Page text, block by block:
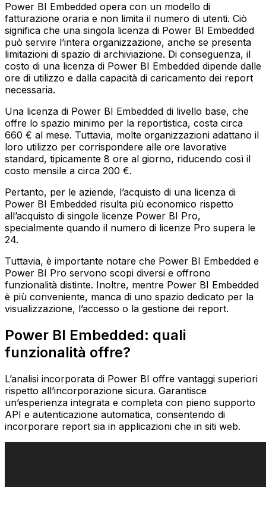
Power BI Embedded opera con un modello di
fatturazione oraria e non limita il numero di utenti. Ciò
significa che una singola licenza di Power BI Embedded
può servire l’intera organizzazione, anche se presenta
limitazioni di spazio di archiviazione. Di conseguenza, il
costo di una licenza di Power BI Embedded dipende dalle
ore di utilizzo e dalla capacità di caricamento dei report
necessaria.
Una licenza di Power BI Embedded di livello base, che
offre lo spazio minimo per la reportistica, costa circa
660 € al mese. Tuttavia, molte organizzazioni adattano il
loro utilizzo per corrispondere alle ore lavorative
standard, tipicamente 8 ore al giorno, riducendo così il
costo mensile a circa 200 €.
Pertanto, per le aziende, l’acquisto di una licenza di
Power BI Embedded risulta più economico rispetto
all’acquisto di singole licenze Power BI Pro,
specialmente quando il numero di licenze Pro supera le
24.
Tuttavia, è importante notare che Power BI Embedded e
Power BI Pro servono scopi diversi e offrono
funzionalità distinte. Inoltre, mentre Power BI Embedded
è più conveniente, manca di uno spazio dedicato per la
visualizzazione, l’accesso o la gestione dei report.
Power BI Embedded: quali
funzionalità offre?
L’analisi incorporata di Power BI offre vantaggi superiori
rispetto all’incorporazione sicura. Garantisce
un’esperienza integrata e completa con pieno supporto
API e autenticazione automatica, consentendo di
incorporare report sia in applicazioni che in siti web.